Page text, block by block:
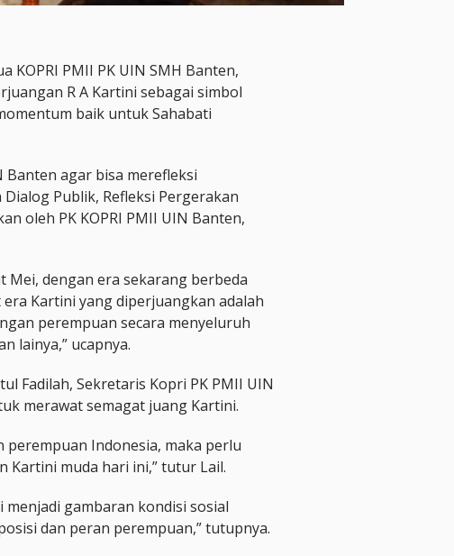
KOPRI PMII PK UIN SMH Banten,
R A Kartini sebagai simbol
baik untuk Sahabati
Banten agar bisa merefleksi
Publik, Refleksi Pergerakan
oleh PK KOPRI PMII UIN Banten,
Mei, dengan era sekarang berbeda
Kartini yang diperjuangkan adalah
perempuan secara menyeluruh
lainya,” ucapnya.
Fadilah, Sekretaris Kopri PK PMII UIN
merawat semagat juang Kartini.
Indonesia, maka perlu
Kartini muda hari ini,” tutur Lail.
gambaran kondisi sosial
dan peran perempuan,” tutupnya.